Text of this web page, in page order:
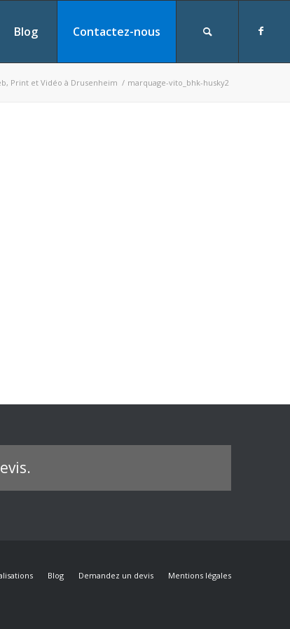
Blog Contactez-nous
Print et Vidéo à Drusenheim / marquage-vito_bhk-husky2
Blog Demandez un devis Mentions légales